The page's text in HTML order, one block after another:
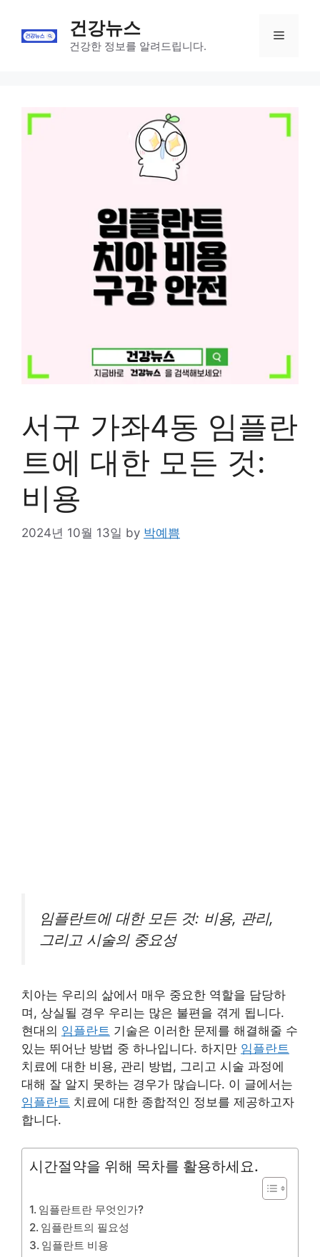
content
건강뉴스
건강한 정보를 알려드립니다.
Menu
서구 가좌4동 임플란
트에 대한 모든 것:
비용
2024년 10월 13일 by 박예쁨
임플란트에 대한 모든 것: 비용, 관리,
그리고 시술의 중요성
치아는 우리의 삶에서 매우 중요한 역할을 담당하
며, 상실될 경우 우리는 많은 불편을 겪게 됩니다.
현대의 임플란트 기술은 이러한 문제를 해결해줄 수
있는 뛰어난 방법 중 하나입니다. 하지만 임플란트
치료에 대한 비용, 관리 방법, 그리고 시술 과정에
대해 잘 알지 못하는 경우가 많습니다. 이 글에서는
임플란트 치료에 대한 종합적인 정보를 제공하고자
합니다.
시간절약을 위해 목차를 활용하세요.
임플란트란 무엇인가?
임플란트의 필요성
임플란트 비용